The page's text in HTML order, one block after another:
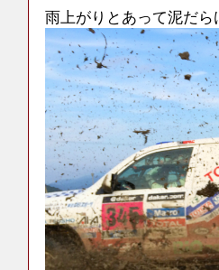
雨上がりとあって泥だ